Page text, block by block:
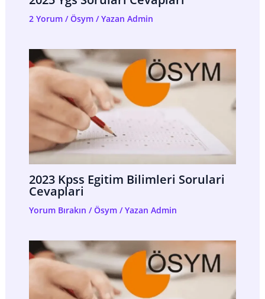
2 Yorum /Ösym/ Yazan Admin
2023 Kpss Egitim Bilimleri Sorulari
Cevaplari
Yorum Bırakın /Ösym/ Yazan Admin